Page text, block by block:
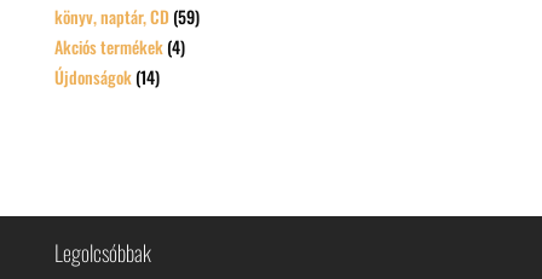
könyv, naptár, CD (59)
Akciós termékek (4)
Újdonságok (14)
Legolcsóbbak